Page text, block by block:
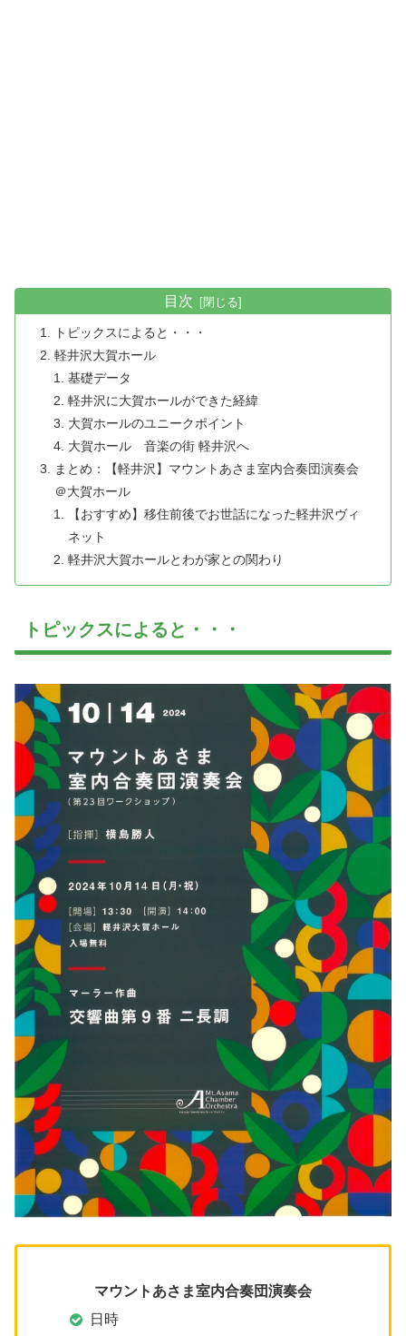
目次
トピックスによると・・・
軽井沢大賀ホール
基礎データ
軽井沢に大賀ホールができた経緯
大賀ホールのユニークポイント
大賀ホール 音楽の街 軽井沢へ
まとめ：【軽井沢】マウントあさま室内合奏団演奏会
＠大賀ホール
【おすすめ】移住前後でお世話になった軽井沢ヴィ
ネット
軽井沢大賀ホールとわが家との関わり
トピックスによると・・・
マウントあさま室内合奏団演奏会
日時